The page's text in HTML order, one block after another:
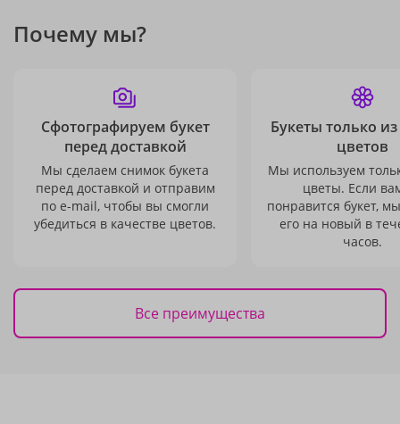
Почему мы?
Сфотографируем букет
перед доставкой
Мы сделаем снимок букета
перед доставкой и отправим
по e-mail, чтобы вы смогли
убедиться в качестве цветов.
Букеты только
цветов
Мы используем
цветы. Если
понравится букет,
его на новый в
часов.
Все преимущества